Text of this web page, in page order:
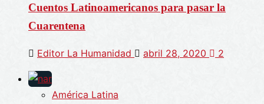
Cuentos Latinoamericanos para pasar la
Cuarentena
Editor La Humanidad abril 28, 2020 2
América Latina